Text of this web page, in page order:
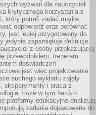
wyzwań dla nauczycieli
krytycznego korzystania z
który potrafi zadać mądre
odpowiedź oraz porównać
jest lepiej przygotowany do
jedynie zapamiętuje definicje.
z osoby przekazującej
przewodnikiem, trenerem
doświadczeń
jest więc projektowanie
suchego wykładu zajęły
eksperymenty i praca z
może w tym bardzo
platformy edukacyjne analizują
zadania dopasowane do